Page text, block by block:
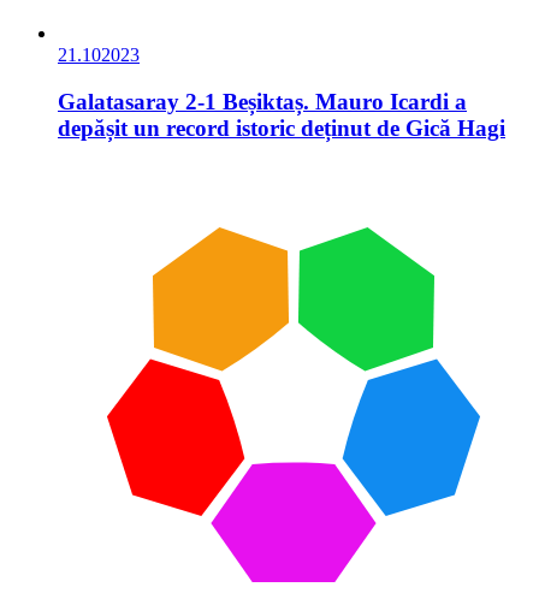
21.102023
Galatasaray 2-1 Beșiktaș. Mauro Icardi a
depășit un record istoric deținut de Gică Hagi